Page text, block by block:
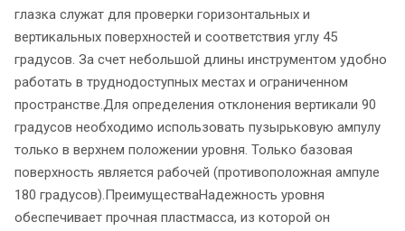
глазка служат для проверки горизонтальных и
вертикальных поверхностей и соответствия углу 45
градусов. За счет небольшой длины инструментом удобно
работать в труднодоступных местах и ограниченном
пространстве.Для определения отклонения вертикали 90
градусов необходимо использовать пузырьковую ампулу
только в верхнем положении уровня. Только базовая
поверхность является рабочей (противоположная ампуле
180 градусов).ПреимуществаНадежность уровня
обеспечивает прочная пластмасса, из которой он